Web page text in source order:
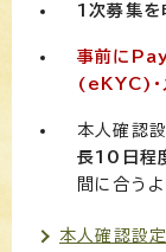
1次募集を
事前に
(eKYC)・
本人確認
長10日程
間に合う
本人確認設